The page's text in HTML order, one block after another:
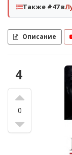
Также #47 в
Описание
4
0